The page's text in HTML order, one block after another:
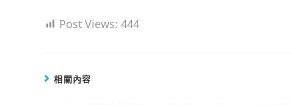
Post Views: 444
相關內容